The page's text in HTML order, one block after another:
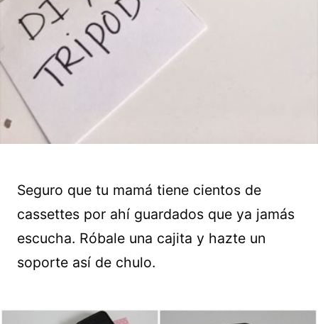
Seguro que tu mamá tiene cientos de
cassettes por ahí guardados que ya jamás
escucha. Róbale una cajita y hazte un
soporte así de chulo.